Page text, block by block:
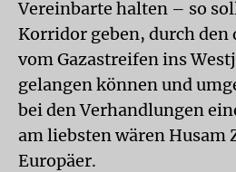
Vereinbarte halten – so
Korridor geben, durch den
vom Gazastreifen ins
gelangen können und
bei den Verhandlungen
am liebsten wären Husam
Europäer.